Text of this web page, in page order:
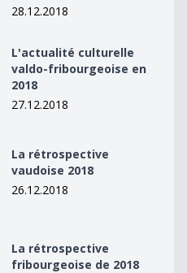
28.12.2018
valdo-fribourgeoise en
L'actualité culturelle
valdo-fribourgeoise en
2018
27.12.2018
2018
La rétrospective
vaudoise 2018
26.12.2018
La rétrospective
fribourgeoise de 2018